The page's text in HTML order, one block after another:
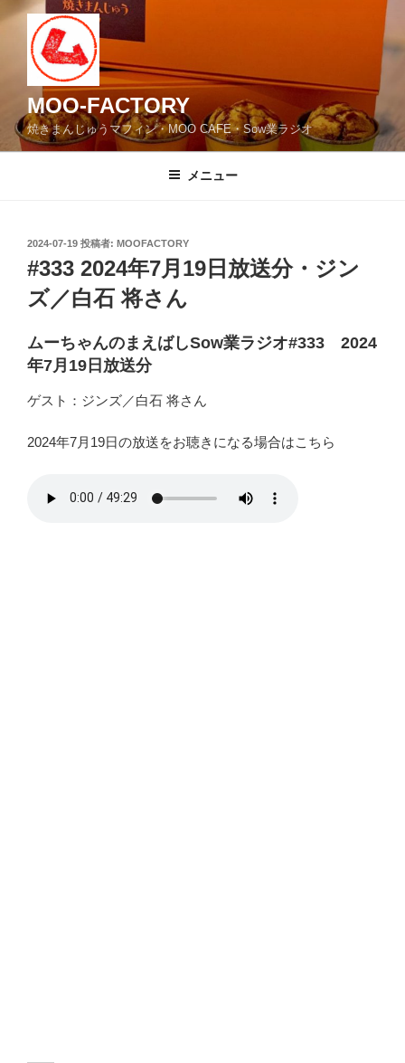
MOO-FACTORY
焼きまんじゅうマフィン・MOO CAFE・Sow業ラジオ
メニュー
投
稿
日:
2024-07-19 投稿者: MOOFACTORY
#333 2024年7月19日放送分・ジン
ズ／白石 将さん
ムーちゃんのまえばしSow業ラジオ#333 2024
年7月19日放送分
ゲスト：ジンズ／白石 将さん
2024年7月19日の放送をお聴きになる場合はこちら